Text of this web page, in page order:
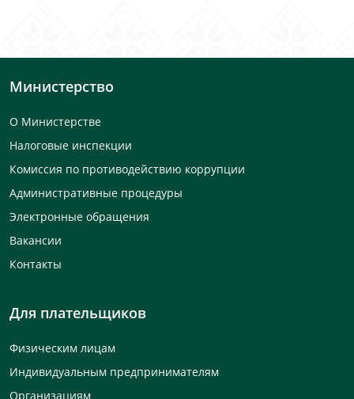
Министерство
О Министерстве
Налоговые инспекции
Комиссия по противодействию коррупции
Административные процедуры
Электронные обращения
Вакансии
Контакты
Для плательщиков
Физическим лицам
Индивидуальным предпринимателям
Организациям